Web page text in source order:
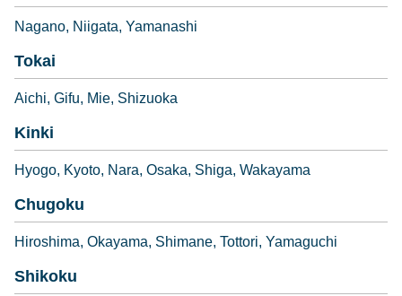
Nagano Niigata Yamanashi
Tokai
Aichi Gifu Mie Shizuoka
Kinki
Hyogo Kyoto Nara Osaka Shiga Wakayama
Chugoku
Hiroshima Okayama Shimane Tottori Yamaguchi
Shikoku